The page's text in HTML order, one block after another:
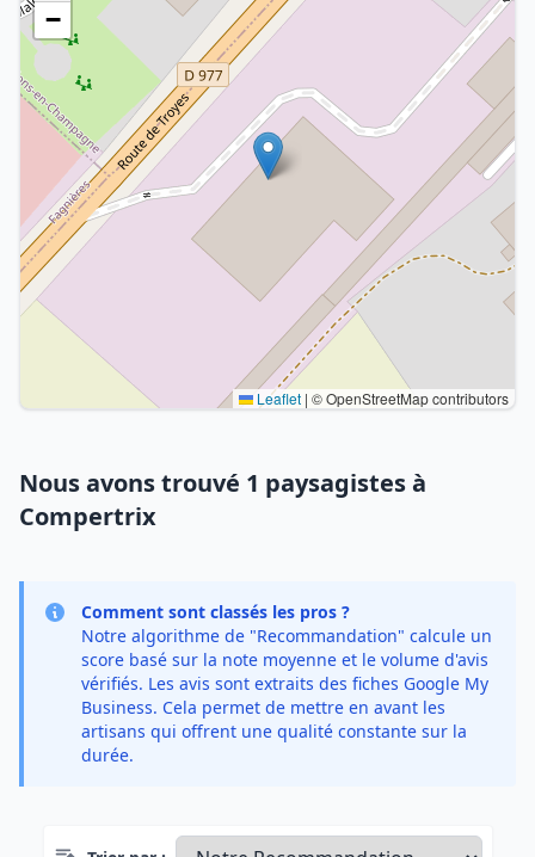
−
Leaflet | © OpenStreetMap contributors
Nous avons trouvé 1 paysagistes à
Compertrix
Comment sont classés les pros ?
Notre algorithme de "Recommandation" calcule un
score basé sur la note moyenne et le volume d'avis
vérifiés. Les avis sont extraits des fiches Google My
Business. Cela permet de mettre en avant les
artisans qui offrent une qualité constante sur la
durée.